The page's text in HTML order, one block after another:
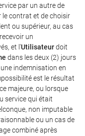
par un autre de
le contrat et de choisir
ou supérieur, au cas
un
et l'Utilisateurdoit
dans les deux (2) jours
indemnisation en
est le résultat
majeure, ou lorsque
service qui était
non imputable
ou un cas de
combiné après